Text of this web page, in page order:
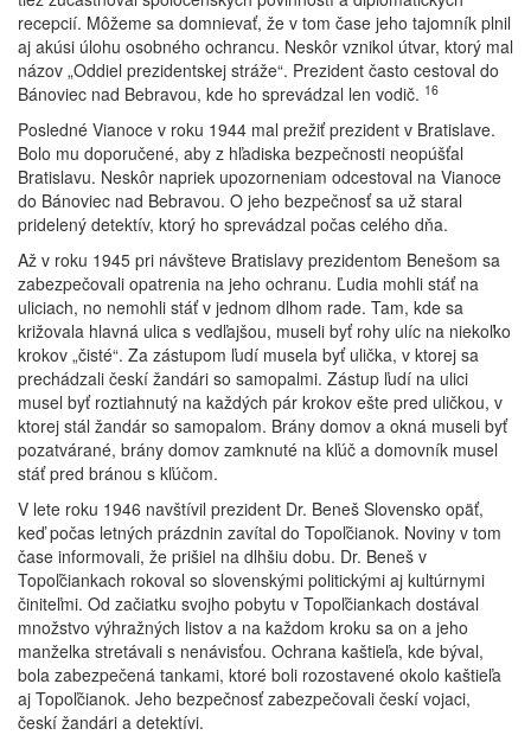
recepcií. Môžeme sa domnievať, že v tom čase jeho tajomník plnil
aj akúsi úlohu osobného ochrancu. Neskôr vznikol útvar, ktorý mal
názov „Oddiel prezidentskej stráže“. Prezident často cestoval do
Bánoviec nad Bebravou, kde ho sprevádzal len vodič. 16
Posledné Vianoce v roku 1944 mal prežiť prezident v Bratislave.
Bolo mu doporučené, aby z hľadiska bezpečnosti neopúšťal
Bratislavu. Neskôr napriek upozorneniam odcestoval na Vianoce
do Bánoviec nad Bebravou. O jeho bezpečnosť sa už staral
pridelený detektív, ktorý ho sprevádzal počas celého dňa.
Až v roku 1945 pri návšteve Bratislavy prezidentom Benešom sa
zabezpečovali opatrenia na jeho ochranu. Ľudia mohli stáť na
uliciach, no nemohli stáť v jednom dlhom rade. Tam, kde sa
križovala hlavná ulica s vedľajšou, museli byť rohy ulíc na niekoľko
krokov „čisté“. Za zástupom ľudí musela byť ulička, v ktorej sa
prechádzali českí žandári so samopalmi. Zástup ľudí na ulici
musel byť roztiahnutý na každých pár krokov ešte pred uličkou, v
ktorej stál žandár so samopalom. Brány domov a okná museli byť
pozatvárané, brány domov zamknuté na kľúč a domovník musel
stáť pred bránou s kľúčom.
V lete roku 1946 navštívil prezident Dr. Beneš Slovensko opäť,
keď počas letných prázdnin zavítal do Topoľčianok. Noviny v tom
čase informovali, že prišiel na dlhšiu dobu. Dr. Beneš v
Topoľčiankach rokoval so slovenskými politickými aj kultúrnymi
činiteľmi. Od začiatku svojho pobytu v Topoľčiankach dostával
množstvo výhražných listov a na každom kroku sa on a jeho
manželka stretávali s nenávisťou. Ochrana kaštieľa, kde býval,
bola zabezpečená tankami, ktoré boli rozostavené okolo kaštieľa
aj Topoľčianok. Jeho bezpečnosť zabezpečovali českí vojaci,
českí žandári a detektívi.